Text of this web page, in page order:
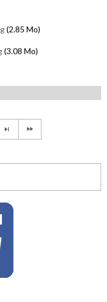
(2.85 Mo)
(3.08 Mo)